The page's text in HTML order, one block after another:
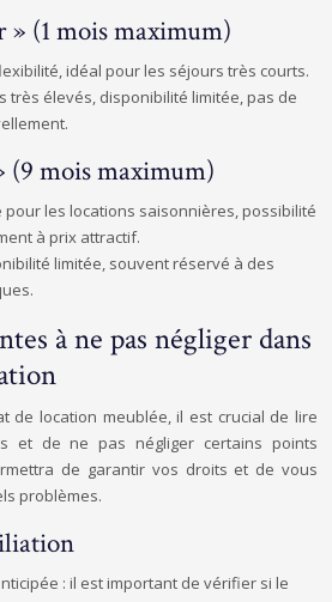
(1 mois maximum)
idéal pour les séjours très courts.
très élevés, disponibilité limitée, pas de
(9 mois maximum)
pour les locations saisonnières, possibilité
à prix attractif.
limitée, souvent réservé à des
à ne pas négliger dans
de location meublée, il est crucial de lire
et de ne pas négliger certains points
de garantir vos droits et de vous
problèmes.
: il est important de vérifier si le